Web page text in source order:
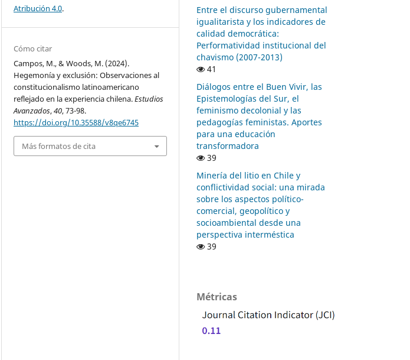
Atribución 4.0.
Cómo citar
Campos, M., & Woods, M. (2024).
Hegemonía y exclusión: Observaciones al
constitucionalismo latinoamericano
reflejado en la experiencia chilena.Estudios
Avanzados,40, 73-98.
https://doi.org/10.35588/v8qe6745
Más formatos de cita
Entre el discurso gubernamental
igualitarista y los indicadores de
calidad democrática:
Performatividad institucional del
chavismo (2007-2013)
41
Diálogos entre el Buen Vivir, las
Epistemologías del Sur, el
feminismo decolonial y las
pedagogías feministas. Aportes
para una educación
transformadora
39
Minería del litio en Chile y
conflictividad social: una mirada
sobre los aspectos político-
comercial, geopolítico y
socioambiental desde una
perspectiva interméstica
39
Métricas